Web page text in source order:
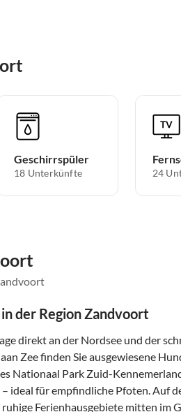
Geschirrspüler
18 Unterkünfte 24
der Region Zandvoort
direkt an der Nordsee und der
Zee finden Sie ausgewiesene
Nationaal Park Zuid-
ideal für empfindliche Pfoten. Auf
Ferienhausgebiete mitten im